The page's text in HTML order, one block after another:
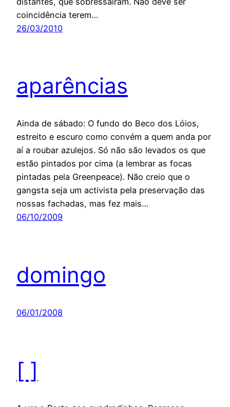
coincidência terem…
26/03/2010
aparências
Ainda de sábado: O fundo do Beco dos Lóios,
estreito e escuro como convém a quem anda por
aí a roubar azulejos. Só não são levados os que
estão pintados por cima (a lembrar as focas
pintadas pela Greenpeace). Não creio que o
gangsta seja um activista pela preservação das
nossas fachadas, mas fez mais…
06/10/2009
domingo
06/01/2008
[ ]